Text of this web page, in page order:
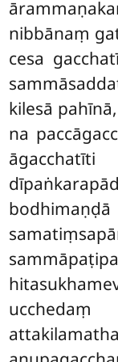
nibbānaṃ
cesa
kilesā
na